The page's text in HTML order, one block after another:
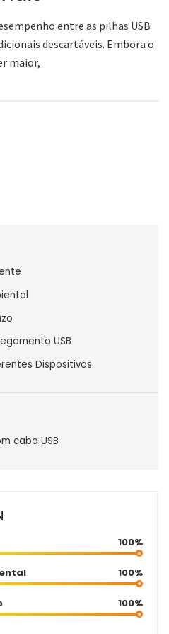
entre as pilhas USB
descartáveis. Embora o
maior,
USB
Dispositivos
cabo USB
100%
100%
100%